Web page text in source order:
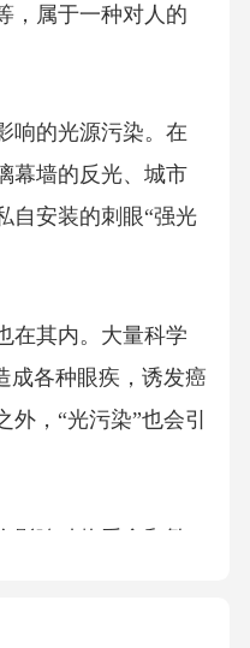
，属于一种对人的
响的光源污染。在
幕墙的反光、城市
自安装的刺眼“强光
在其内。大量科学
成各种眼疾，诱发癌
，“光污染”也会引
影响动物觅食和繁